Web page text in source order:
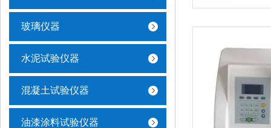
玻璃仪器
水泥试验仪器
混凝土试验仪器
油漆涂料试验仪器